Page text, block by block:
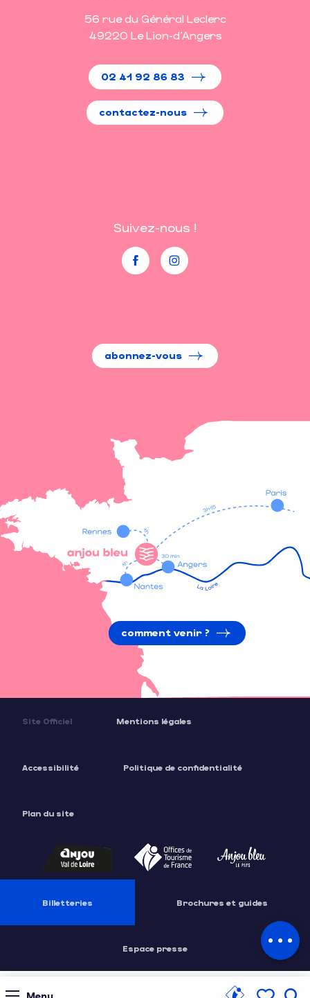
Menu
Description
par email
56 rue du Général Leclerc
49220 Le Lion-d'Angers
02 41 92 86 83
contactez-nous
Suivez-nous !
abonnez-vous
comment venir ?
Site Officiel Mentions légales
Accessibilité Politique de confidentialité
Plan du site
Billetteries Brochures et guides
Espace presse